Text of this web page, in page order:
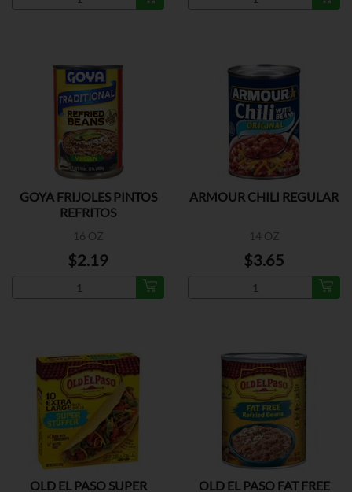
GOYA FRIJOLES PINTOS
REFRITOS
16 OZ
$2.19
ARMOUR CHILI REGULAR
14 OZ
$3.65
OLD EL PASO SUPER OLD EL PASO FAT FREE